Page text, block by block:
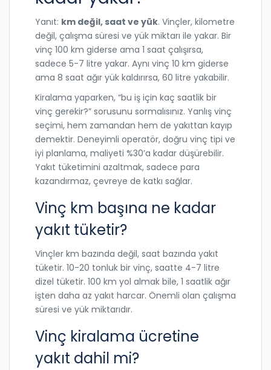
Yanıt: km değil, saat ve yük. Vinçler, kilometre
değil, çalışma süresi ve yük miktarı ile yakar. Bir
vinç 100 km giderse ama 1 saat çalışırsa,
sadece 5-7 litre yakar. Aynı vinç 10 km giderse
ama 8 saat ağır yük kaldırırsa, 60 litre yakabilir.
Kiralama yaparken, “bu iş için kaç saatlik bir
vinç gerekir?” sorusunu sormalısınız. Yanlış vinç
seçimi, hem zamandan hem de yakıttan kayıp
demektir. Deneyimli operatör, doğru vinç tipi ve
iyi planlama, maliyeti %30’a kadar düşürebilir.
Yakıt tüketimini azaltmak, sadece para
kazandırmaz, çevreye de katkı sağlar.
Vinç km başına ne kadar
yakıt tüketir?
Vinçler km bazında değil, saat bazında yakıt
tüketir. 10-20 tonluk bir vinç, saatte 4-7 litre
dizel tüketir. 100 km yol almak bile, 1 saatlik ağır
işten daha az yakıt harcar. Önemli olan çalışma
süresi ve yük miktarıdır.
Vinç kiralama ücretine
yakıt dahil mi?